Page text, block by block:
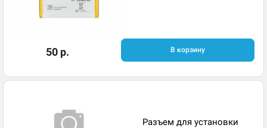
50 р. В корзину
Разъем для установки